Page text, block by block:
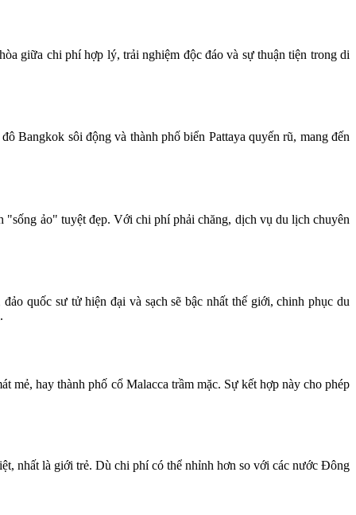
giữa chi phí hợp lý, trải nghiệm độc đáo và sự thuận tiện trong di
Bangkok sôi động và thành phố biển Pattaya quyến rũ, mang đến
ảo" tuyệt đẹp. Với chi phí phải chăng, dịch vụ du lịch chuyên
quốc sư tử hiện đại và sạch sẽ bậc nhất thế giới, chinh phục du
mẻ, hay thành phố cổ Malacca trầm mặc. Sự kết hợp này cho phép
nhất là giới trẻ. Dù chi phí có thể nhỉnh hơn so với các nước Đông